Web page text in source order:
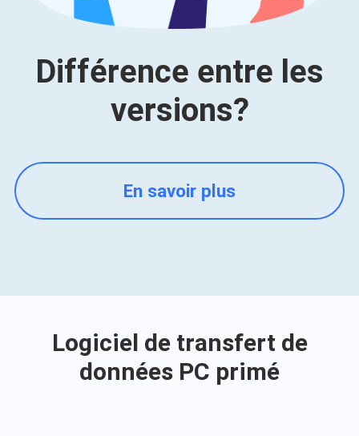
Différence entre les
versions?
En savoir plus
Logiciel de transfert de
données PC primé